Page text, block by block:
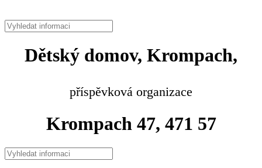
Dětský domov, Krompach,
příspěvková organizace
Krompach 47, 471 57